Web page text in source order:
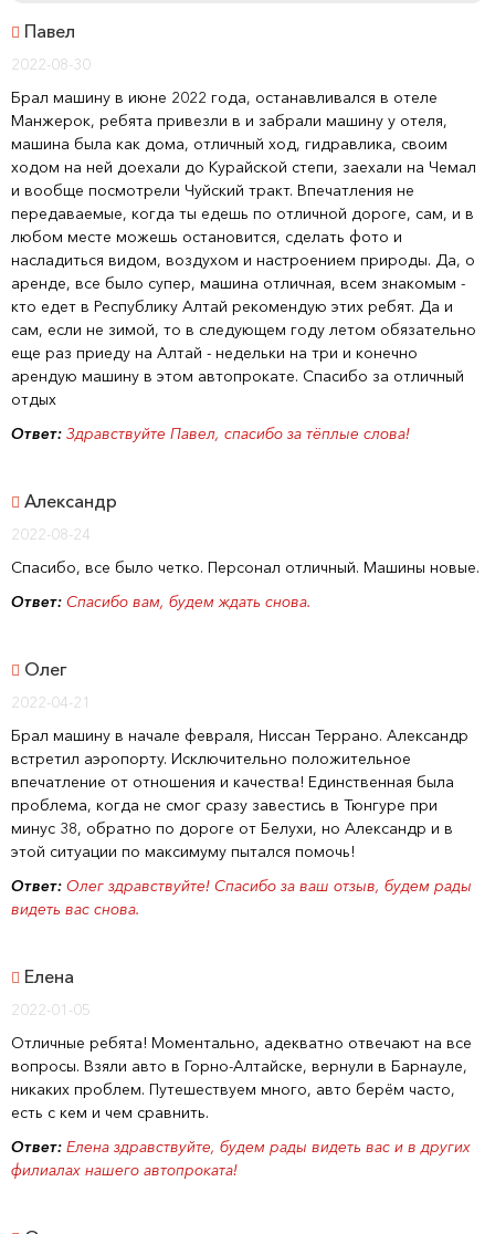
Павел
2022-08-30
Брал машину в июне 2022 года, останавливался в отеле
Манжерок, ребята привезли в и забрали машину у отеля,
машина была как дома, отличный ход, гидравлика, своим
ходом на ней доехали до Курайской степи, заехали на Чемал
и вообще посмотрели Чуйский тракт. Впечатления не
передаваемые, когда ты едешь по отличной дороге, сам, и в
любом месте можешь остановится, сделать фото и
насладиться видом, воздухом и настроением природы. Да, о
аренде, все было супер, машина отличная, всем знакомым -
кто едет в Республику Алтай рекомендую этих ребят. Да и
сам, если не зимой, то в следующем году летом обязательно
еще раз приеду на Алтай - недельки на три и конечно
арендую машину в этом автопрокате. Спасибо за отличный
отдых
Ответ: Здравствуйте Павел, спасибо за тёплые слова!
Александр
2022-08-24
Спасибо, все было четко. Персонал отличный. Машины новые.
Ответ: Спасибо вам, будем ждать снова.
Олег
2022-04-21
Брал машину в начале февраля, Ниссан Террано. Александр
встретил аэропорту. Исключительно положительное
впечатление от отношения и качества! Единственная была
проблема, когда не смог сразу завестись в Тюнгуре при
минус 38, обратно по дороге от Белухи, но Александр и в
этой ситуации по максимуму пытался помочь!
Ответ: Олег здравствуйте! Спасибо за ваш отзыв, будем рады
видеть вас снова.
Елена
2022-01-05
Отличные ребята! Моментально, адекватно отвечают на все
вопросы. Взяли авто в Горно-Алтайске, вернули в Барнауле,
никаких проблем. Путешествуем много, авто берём часто,
есть с кем и чем сравнить.
Ответ: Елена здравствуйте, будем рады видеть вас и в других
филиалах нашего автопроката!